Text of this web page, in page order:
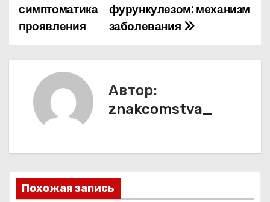
а
ц
и
фурункулезом: механизм
заболевания
симптоматика
проявления
Автор:
znakcomstva_
Похожая запись